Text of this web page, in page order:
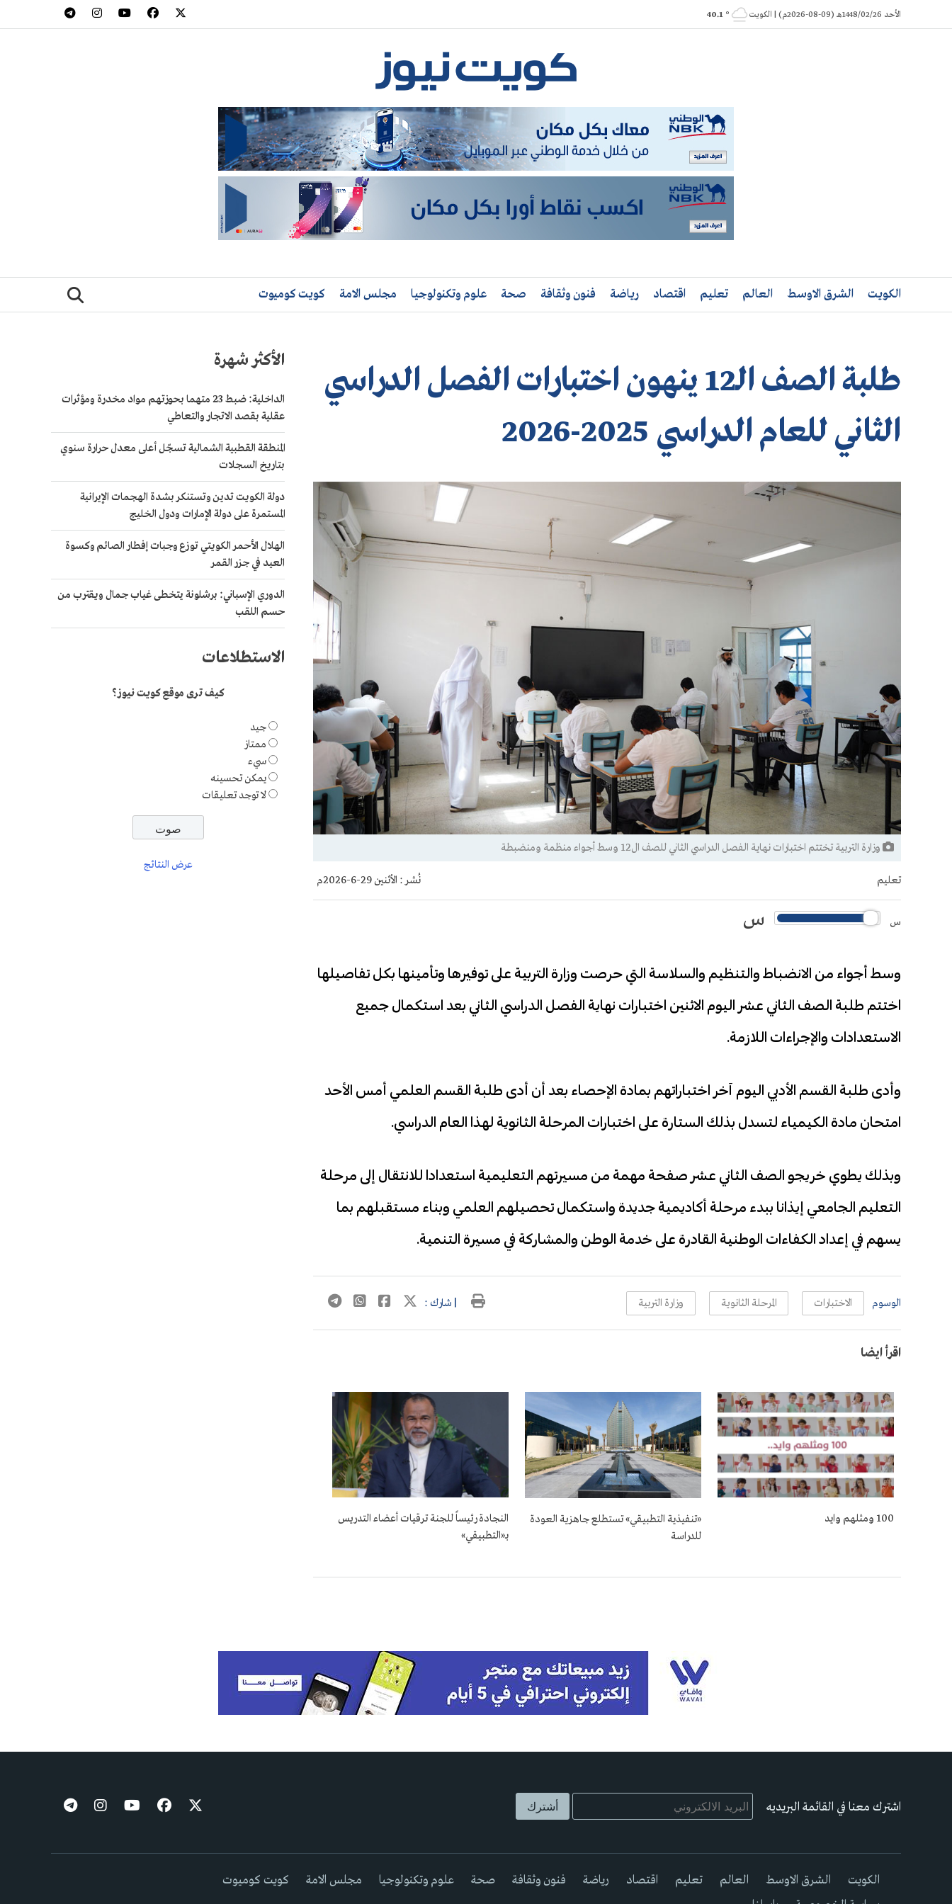
to
الأحد 1448/02/26هـ (09-08-2026م) | الكويت ° 40.1
الكويت الشرق الاوسط العالم تعليم اقتصاد رياضة فنون وثقافة صحة علوم وتكنولوجيا مجلس الامة كويت كوميوت
طلبة الصف الـ12 ينهون اختبارات الفصل الدراسي
الثاني للعام الدراسي 2025-2026
وزارة التربية تختتم اختبارات نهاية الفصل الدراسي الثاني للصف ال12 وسط أجواء منظمة ومنضبطة
تعليم نُشر : الأثنين 29-6-2026م
س س
وسط أجواء من الانضباط والتنظيم والسلاسة التي حرصت وزارة التربية على توفيرها وتأمينها بكل تفاصيلها
اختتم طلبة الصف الثاني عشر اليوم الاثنين اختبارات نهاية الفصل الدراسي الثاني بعد استكمال جميع
الاستعدادات والإجراءات اللازمة.
وأدى طلبة القسم الأدبي اليوم آخر اختباراتهم بمادة الإحصاء بعد أن أدى طلبة القسم العلمي أمس الأحد
امتحان مادة الكيمياء لتسدل بذلك الستارة على اختبارات المرحلة الثانوية لهذا العام الدراسي.
وبذلك يطوي خريجو الصف الثاني عشر صفحة مهمة من مسيرتهم التعليمية استعدادا للانتقال إلى مرحلة
التعليم الجامعي إيذانا ببدء مرحلة أكاديمية جديدة واستكمال تحصيلهم العلمي وبناء مستقبلهم بما
يسهم في إعداد الكفاءات الوطنية القادرة على خدمة الوطن والمشاركة في مسيرة التنمية.
الوسوم الاختبارات المرحلة الثانوية وزارة التربية | شارك :
اقرأ ايضا
100 ومثلهم وايد
«تنفيذية التطبيقي» تستطلع جاهزية العودة
للدراسة
النجادة رئيساً للجنة ترقيات أعضاء التدريس
بـ«التطبيقي»
الأكثر شهرة
الداخلية: ضبط 23 متهما بحوزتهم مواد مخدرة ومؤثرات
عقلية بقصد الاتجار والتعاطي
المنطقة القطبية الشمالية تسجّل أعلى معدل حرارة سنوي
بتاريخ السجلات
دولة الكويت تدين وتستنكر بشدة الهجمات الإيرانية
المستمرة على دولة الإمارات ودول الخليج
الهلال الأحمر الكويتي توزع وجبات إفطار الصائم وكسوة
العيد في جزر القمر
الدوري الإسباني: برشلونة يتخطى غياب جمال ويقترب من
حسم اللقب
الاستطلاعات
كيف ترى موقع كويت نيوز؟
جيد
ممتاز
سيء
يمكن تحسينه
لا توجد تعليقات
عرض النتائج
اشترك معنا في القائمة البريديه
الكويت الشرق الاوسط العالم تعليم اقتصاد رياضة فنون وثقافة صحة علوم وتكنولوجيا مجلس الامة
كويت كوميوت